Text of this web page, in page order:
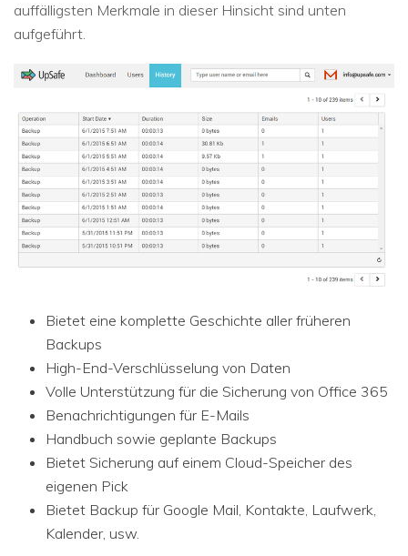
auffälligsten Merkmale in dieser Hinsicht sind unten
aufgeführt.
Bietet eine komplette Geschichte aller früheren
Backups
High-End-Verschlüsselung von Daten
Volle Unterstützung für die Sicherung von Office 365
Benachrichtigungen für E-Mails
Handbuch sowie geplante Backups
Bietet Sicherung auf einem Cloud-Speicher des
eigenen Pick
Bietet Backup für Google Mail, Kontakte, Laufwerk,
Kalender, usw.